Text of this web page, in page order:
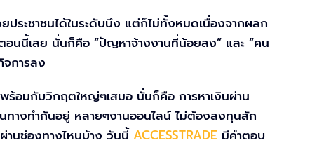
ประชาชนได้ในระดับนึง แต่ก็ไม่ทั้งหมดเนื่องจากผลก
อนนี้เลย นั่นก็คือ “ปัญหาจ้างงานที่น้อยลง” และ “คน
การลง
ร้อมกับวิกฤตใหญ่ๆเสมอ นั่นก็คือ การหาเงินผ่าน
ทางทำกันอยู่ หลายๆงานออนไลน์ ไม่ต้องลงทุนสัก
านช่องทางไหนบ้าง วันนี้ ACCESSTRADE มีคำตอบ